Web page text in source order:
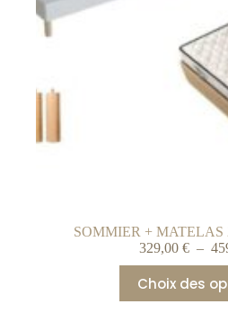
SOMMIER + MATELAS
329,00 € –
Choix des